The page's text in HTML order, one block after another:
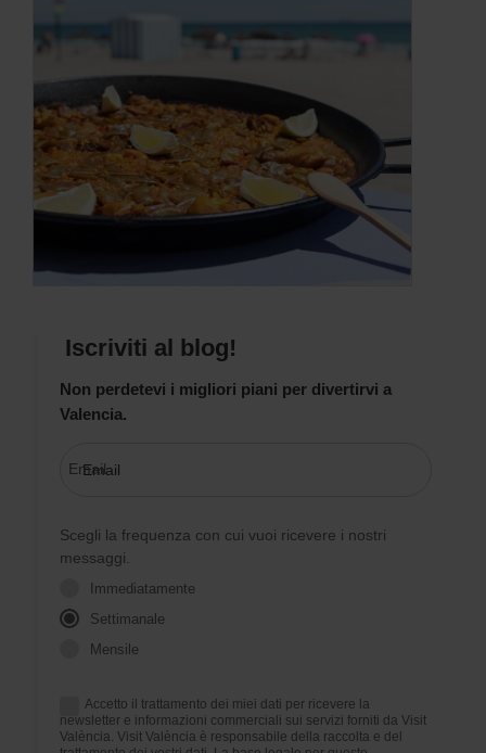
Iscriviti al blog!
Non perdetevi i migliori piani per divertirvi a
Valencia.
Email
Scegli la frequenza con cui vuoi ricevere i nostri
messaggi.
Immediatamente
Settimanale
Mensile
Accetto il trattamento dei miei dati per ricevere la
newsletter e informazioni commerciali sui servizi forniti da Visit
València. Visit València è responsabile della raccolta e del